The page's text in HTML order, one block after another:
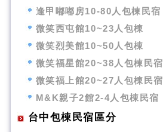
逢甲嘟嘟房10-80人包棟民宿
微笑西屯館10~23人包棟
微笑烈美館10~50人包棟
微笑福星館20~38人包棟民宿
微笑福上館20~27人包棟民宿
M&K親子2館2-4人包棟民宿
台中包棟民宿區分